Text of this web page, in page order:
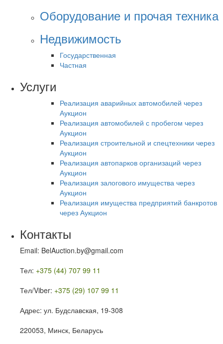
Оборудование и прочая техника
Недвижимость
Государственная
Частная
Услуги
Реализация аварийных автомобилей через
Аукцион
Реализация автомобилей с пробегом через
Аукцион
Реализация строительной и спецтехники через
Аукцион
Реализация автопарков организаций через
Аукцион
Реализация залогового имущества через
Аукцион
Реализация имущества предприятий банкротов
через Аукцион
Контакты
Email: BelAuction.by@gmail.com
Тел: +375 (44) 707 99 11
Тел/Viber: +375 (29) 107 99 11
Адрес: ул. Будславская, 19-308
220053, Минск, Беларусь